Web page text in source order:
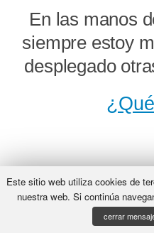
En las manos
siempre estoy
desplegado
Tengo copa y
alas y no soy
a mi amo, en
Este sitio web utiliza cookies de
nuestra web. Si continúa
cerrar